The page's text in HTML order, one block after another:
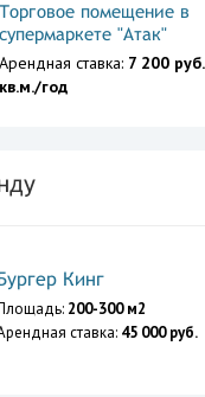
Торговое помещение в
супермаркете "Атак"
Арендная ставка: 7 200 руб.
кв.м./год
Кинг
200-300 м2
ставка: 45 000 руб.